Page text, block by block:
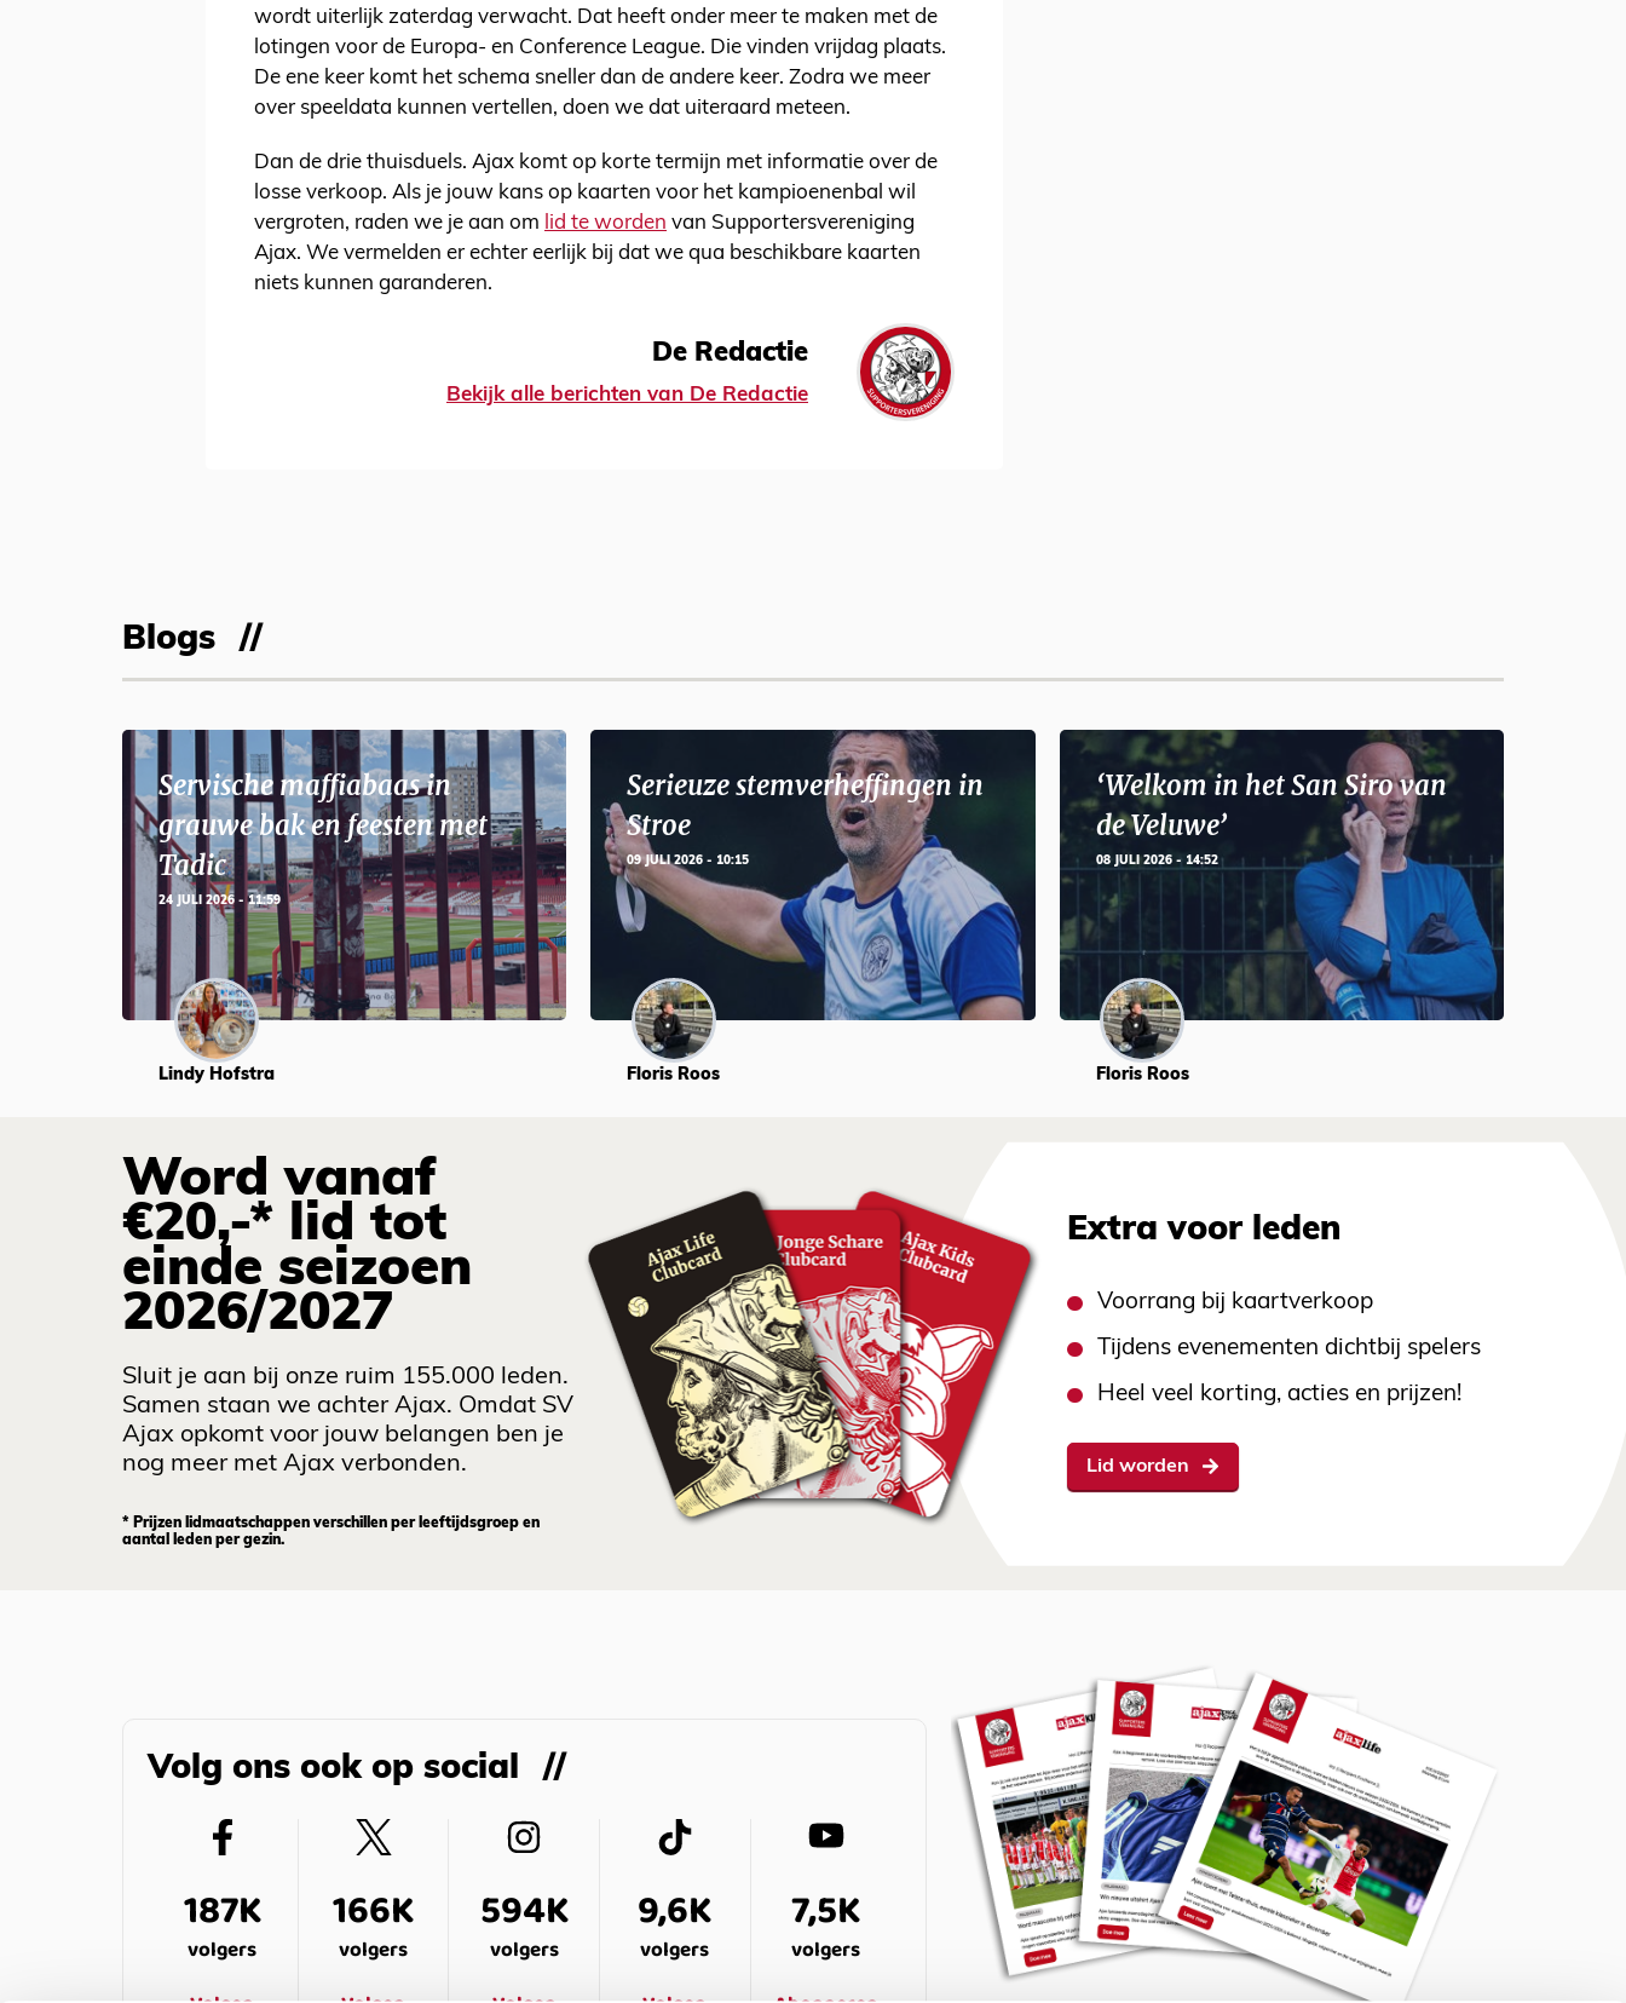
wordt uiterlijk zaterdag verwacht. Dat heeft onder meer te maken met de
lotingen voor de Europa- en Conference League. Die vinden vrijdag plaats.
De ene keer komt het schema sneller dan de andere keer. Zodra we meer
over speeldata kunnen vertellen, doen we dat uiteraard meteen.
Dan de drie thuisduels. Ajax komt op korte termijn met informatie over de
losse verkoop. Als je jouw kans op kaarten voor het kampioenenbal wil
vergroten, raden we je aan om lid te worden van Supportersvereniging
Ajax. We vermelden er echter eerlijk bij dat we qua beschikbare kaarten
niets kunnen garanderen.
De Redactie
Bekijk alle berichten van De Redactie
Blogs
Servische maffiabaas in
grauwe bak en feesten met
Tadic
24 JULI 2026 - 11:59
Lindy Hofstra
Serieuze stemverheffingen in
Stroe
09 JULI 2026 - 10:15
Floris Roos
‘Welkom in het San Siro van
de Veluwe’
08 JULI 2026 - 14:52
Floris Roos
Word vanaf
€20,-* lid tot
einde seizoen
2026/2027
Sluit je aan bij onze ruim 155.000 leden.
Samen staan we achter Ajax. Omdat SV
Ajax opkomt voor jouw belangen ben je
nog meer met Ajax verbonden.
* Prijzen lidmaatschappen verschillen per leeftijdsgroep en
aantal leden per gezin.
Extra voor leden
Voorrang bij kaartverkoop
Tijdens evenementen dichtbij spelers
Heel veel korting, acties en prijzen!
Lid worden
Volg ons ook op social
187K
volgers
166K
volgers
594K
volgers
9,6K
volgers
7,5K
volgers